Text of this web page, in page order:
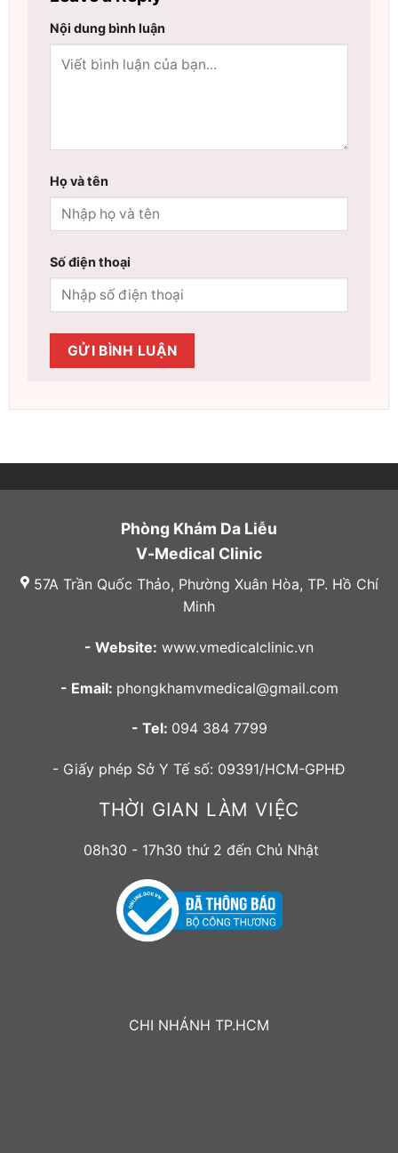
Nội dung bình luận
Họ và tên
Số điện thoại
Phòng Khám Da Liễu
V-Medical Clinic
57A Trần Quốc Thảo, Phường Xuân Hòa, TP. Hồ Chí
Minh
- Website: www.vmedicalclinic.vn
- Email: phongkhamvmedical@gmail.com
- Tel: 094 384 7799
- Giấy phép Sở Y Tế số: 09391/HCM-GPHĐ
THỜI GIAN LÀM VIỆC
08h30 - 17h30 thứ 2 đến Chủ Nhật
CHI NHÁNH TP.HCM